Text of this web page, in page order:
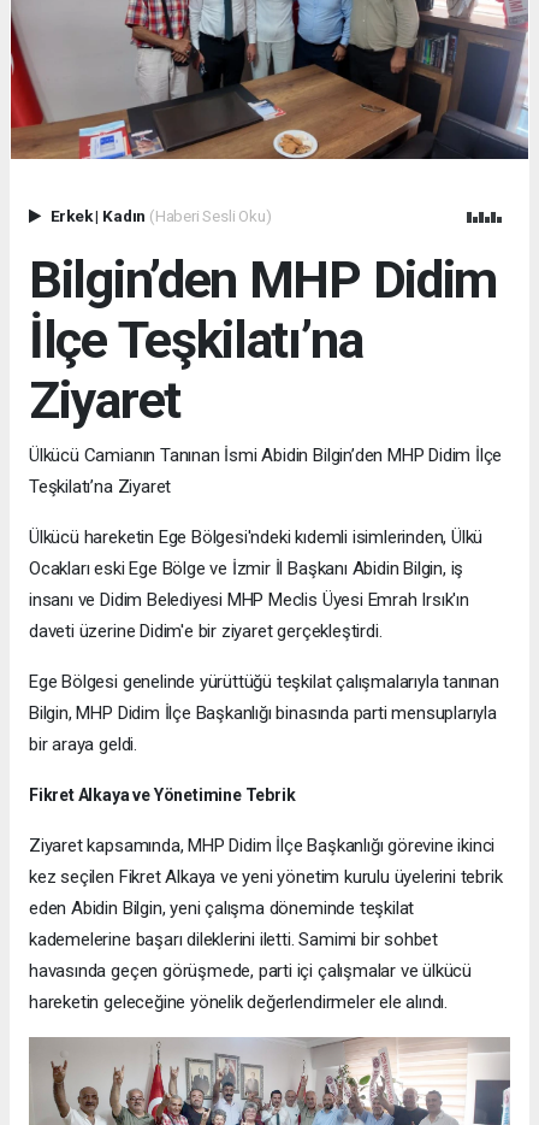
Erkek| Kadın (Haberi Sesli Oku)
Bilgin’den MHP Didim
İlçe Teşkilatı’na
Ziyaret
Ülkücü Camianın Tanınan İsmi Abidin Bilgin’den MHP Didim İlçe
Teşkilatı’na Ziyaret
Ülkücü hareketin Ege Bölgesi'ndeki kıdemli isimlerinden, Ülkü
Ocakları eski Ege Bölge ve İzmir İl Başkanı Abidin Bilgin, iş
insanı ve Didim Belediyesi MHP Meclis Üyesi Emrah Irsık'ın
daveti üzerine Didim'e bir ziyaret gerçekleştirdi.
Ege Bölgesi genelinde yürüttüğü teşkilat çalışmalarıyla tanınan
Bilgin, MHP Didim İlçe Başkanlığı binasında parti mensuplarıyla
bir araya geldi.
Fikret Alkaya ve Yönetimine Tebrik
Ziyaret kapsamında, MHP Didim İlçe Başkanlığı görevine ikinci
kez seçilen Fikret Alkaya ve yeni yönetim kurulu üyelerini tebrik
eden Abidin Bilgin, yeni çalışma döneminde teşkilat
kademelerine başarı dileklerini iletti. Samimi bir sohbet
havasında geçen görüşmede, parti içi çalışmalar ve ülkücü
hareketin geleceğine yönelik değerlendirmeler ele alındı.